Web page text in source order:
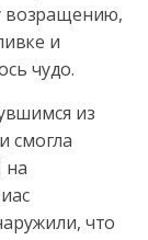
возращению,
и
чудо.
из
смогла
на
что